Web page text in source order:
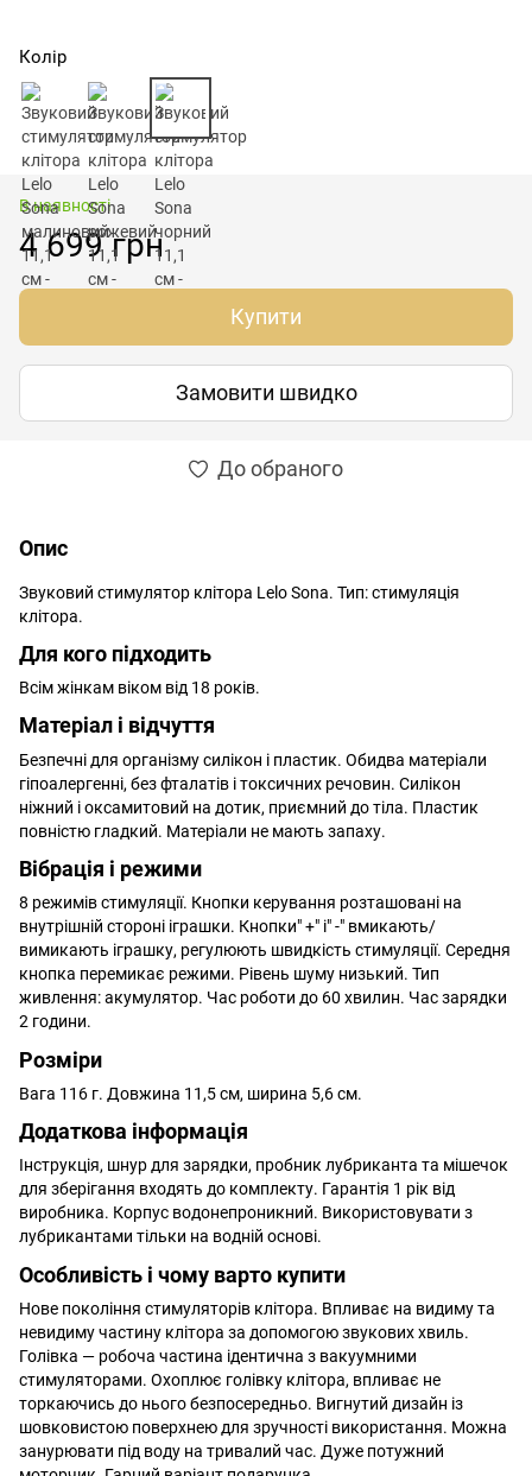
Колір
В наявності
4 699 грн
Купити
Замовити швидко
До обраного
Опис
Звуковий стимулятор клітора Lelo Sona. Тип: стимуляція
клітора.
Для кого підходить
Всім жінкам віком від 18 років.
Матеріал і відчуття
Безпечні для організму силікон і пластик. Обидва матеріали
гіпоалергенні, без фталатів і токсичних речовин. Силікон
ніжний і оксамитовий на дотик, приємний до тіла. Пластик
повністю гладкий. Матеріали не мають запаху.
Вібрація і режими
8 режимів стимуляції. Кнопки керування розташовані на
внутрішній стороні іграшки. Кнопки" +" і" -" вмикають/
вимикають іграшку, регулюють швидкість стимуляції. Середня
кнопка перемикає режими. Рівень шуму низький. Тип
живлення: акумулятор. Час роботи до 60 хвилин. Час зарядки
2 години.
Розміри
Вага 116 г. Довжина 11,5 см, ширина 5,6 см.
Додаткова інформація
Інструкція, шнур для зарядки, пробник лубриканта та мішечок
для зберігання входять до комплекту. Гарантія 1 рік від
виробника. Корпус водонепроникний. Використовувати з
лубрикантами тільки на водній основі.
Особливість і чому варто купити
Нове покоління стимуляторів клітора. Впливає на видиму та
невидиму частину клітора за допомогою звукових хвиль.
Голівка — робоча частина ідентична з вакуумними
стимуляторами. Охоплює голівку клітора, впливає не
торкаючись до нього безпосередньо. Вигнутий дизайн із
шовковистою поверхнею для зручності використання. Можна
занурювати під воду на тривалий час. Дуже потужний